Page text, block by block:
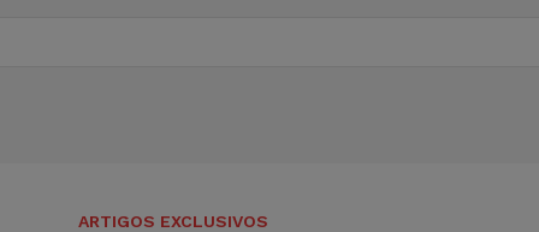
ARTIGOS EXCLUSIVOS